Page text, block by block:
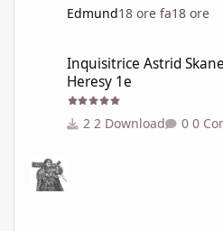
Edmund18 ore fa18 ore
Inquisitrice Astrid
Heresy 1e
2 Download 0